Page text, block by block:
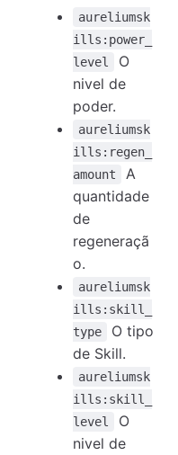
aureliumsk
ills:power_
level
O
nivel de
poder.
aureliumsk
ills:regen_
amount
A
quantidade
de
regeneraçã
o.
aureliumsk
ills:skill_
type
O tipo
de Skill.
aureliumsk
ills:skill_
level
O
nivel de